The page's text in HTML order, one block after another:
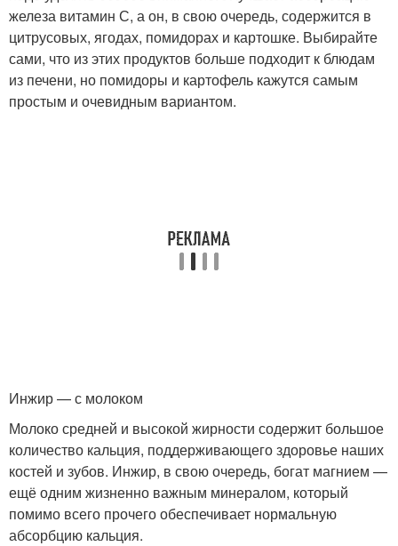
железа витамин С, а он, в свою очередь, содержится в
цитрусовых, ягодах, помидорах и картошке. Выбирайте
сами, что из этих продуктов больше подходит к блюдам
из печени, но помидоры и картофель кажутся самым
простым и очевидным вариантом.
Инжир — с молоком
Молоко средней и высокой жирности содержит большое
количество кальция, поддерживающего здоровье наших
костей и зубов. Инжир, в свою очередь, богат магнием —
ещё одним жизненно важным минералом, который
помимо всего прочего обеспечивает нормальную
абсорбцию кальция.